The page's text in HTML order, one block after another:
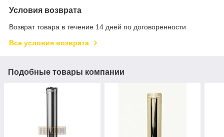
Условия возврата
Возврат товара в течение 14 дней по договоренности
Все условия возврата
Подобные товары компании